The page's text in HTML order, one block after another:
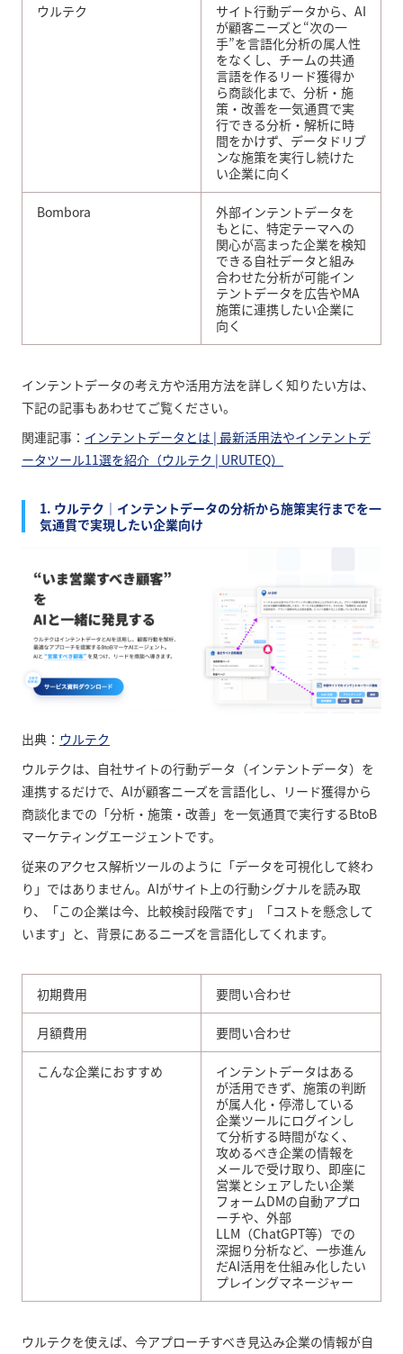
ウルテク
サイト行動データから、AI
が顧客ニーズと“次の一
手”を言語化分析の属人性
をなくし、チームの共通
言語を作るリード獲得か
ら商談化まで、分析・施
策・改善を一気通貫で実
行できる分析・解析に時
間をかけず、データドリブ
ンな施策を実行し続けた
い企業に向く
Bombora
外部インテントデータを
もとに、特定テーマへの
関心が高まった企業を検知
できる自社データと組み
合わせた分析が可能イン
テントデータを広告やMA
施策に連携したい企業に
向く
インテントデータの考え方や活用方法を詳しく知りたい方は、
下記の記事もあわせてご覧ください。
関連記事： インテントデータとは | 最新活用法やインテントデ
ータツール11選を紹介（ウルテク | URUTEQ）
1. ウルテク｜インテントデータの分析から施策実行までを一
気通貫で実現したい企業向け
出典： ウルテク
ウルテクは、自社サイトの行動データ（インテントデータ）を
連携するだけで、AIが顧客ニーズを言語化し、リード獲得から
商談化までの「分析・施策・改善」を一気通貫で実行するBtoB
マーケティングエージェントです。
従来のアクセス解析ツールのように「データを可視化して終わ
り」ではありません。AIがサイト上の行動シグナルを読み取
り、「この企業は今、比較検討段階です」「コストを懸念して
います」と、背景にあるニーズを言語化してくれます。
初期費用 要問い合わせ
月額費用 要問い合わせ
こんな企業におすすめ
インテントデータはある
が活用できず、施策の判断
が属人化・停滞している
企業ツールにログインし
て分析する時間がなく、
攻めるべき企業の情報を
メールで受け取り、即座に
営業とシェアしたい企業
フォームDMの自動アプロ
ーチや、外部
LLM（ChatGPT等）での
深掘り分析など、一歩進ん
だAI活用を仕組み化したい
プレイングマネージャー
ウルテクを使えば、今アプローチすべき見込み企業の情報が自